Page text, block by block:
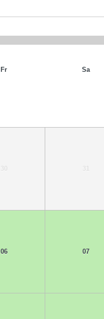
Fr Sa
30 31
06 07